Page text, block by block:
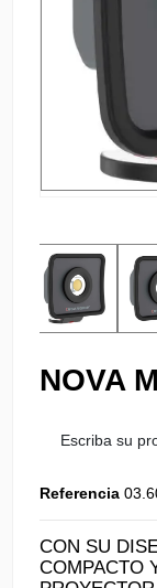
NOVA
Escriba su
Referencia
CON SU
COMPACTO